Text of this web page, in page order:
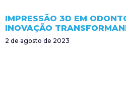
IMPRESSÃO 3D EM
INOVAÇÃO
2 de agosto de 2023